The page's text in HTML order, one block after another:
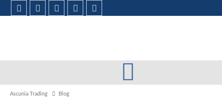
Ascunia Trading Blog